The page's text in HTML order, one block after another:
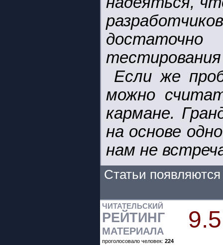
Если же
можно
кармане.
на основе
нам не
Статьи
ЧИТАТЕЛЬСКИЙ
РЕЙТИНГ
МАТЕРИАЛА 9.5
проголосовало человек: 224